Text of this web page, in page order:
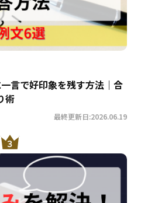
言で好印象を残す方法｜合
術
最終更新日:2026.06.19